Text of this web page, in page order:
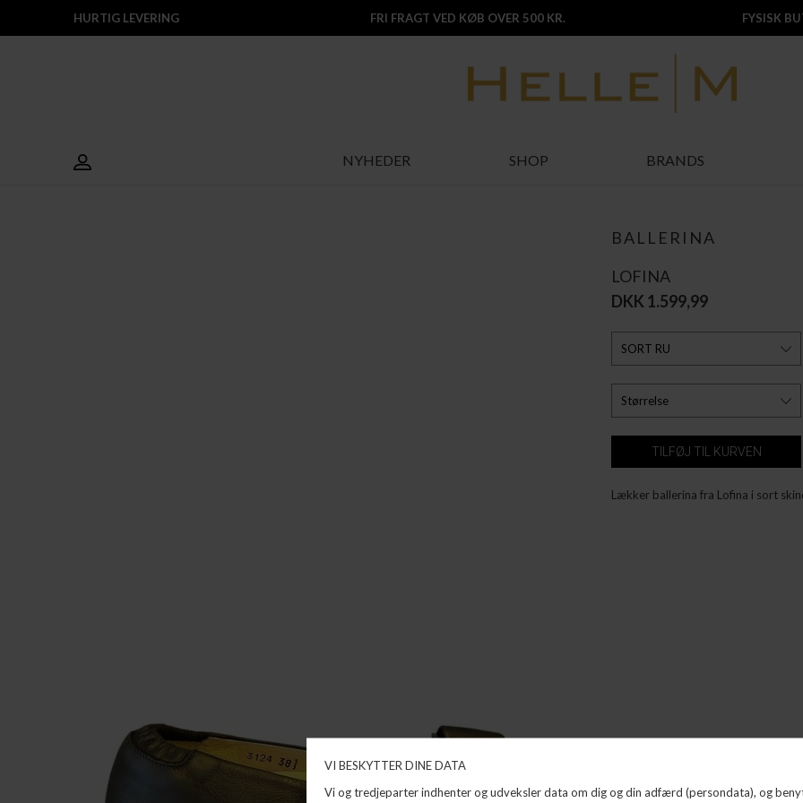
HURTIG LEVERING FRI FRAGT VED KØB OVER 500 KR. FYSISK
NYHEDER SHOP BRANDS
BALLERINA
LOFINA
DKK 1.599,99
Lækker ballerina fra Lofina i sort